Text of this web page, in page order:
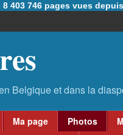
403 746 pages vues
Ma page Photos